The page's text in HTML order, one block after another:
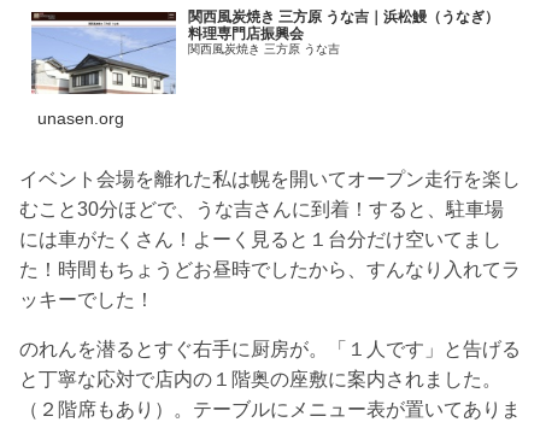
関西風炭焼き 三方原 うな吉｜浜松鰻（うなぎ）
料理専門店振興会
関西風炭焼き 三方原 うな吉
unasen.org
イベント会場を離れた私は幌を開いてオープン走行を楽し
むこと30分ほどで、うな吉さんに到着！すると、駐車場
には車がたくさん！よーく見ると１台分だけ空いてまし
た！時間もちょうどお昼時でしたから、すんなり入れてラ
ッキーでした！
のれんを潜るとすぐ右手に厨房が。「１人です」と告げる
と丁寧な応対で店内の１階奥の座敷に案内されました。
（２階席もあり）。テーブルにメニュー表が置いてありま